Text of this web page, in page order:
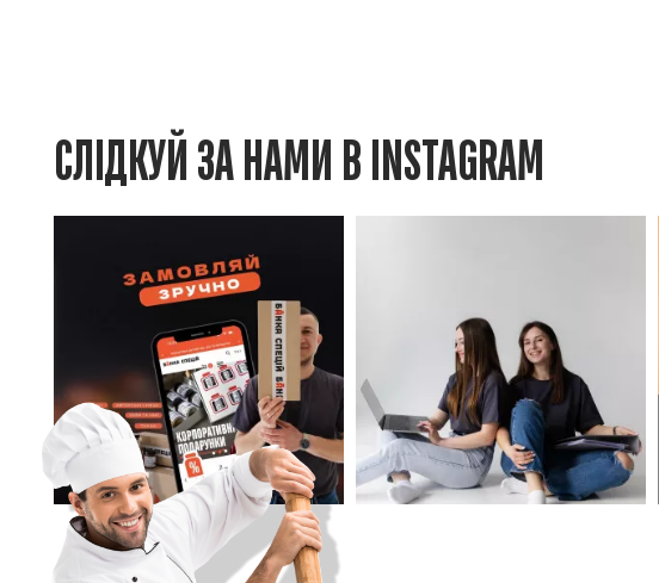
СЛІДКУЙ ЗА НАМИ В INSTAGRAM